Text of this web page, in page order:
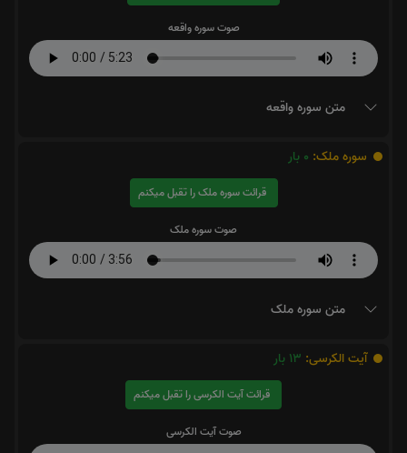
صوت سوره واقعه
متن سوره واقعه
سوره ملک: 0 بار
قرائت سوره ملک را تقبل میکنم
صوت سوره ملک
متن سوره ملک
آیت الکرسی: 13 بار
قرائت آیت الکرسی را تقبل میکنم
صوت آیت الکرسی